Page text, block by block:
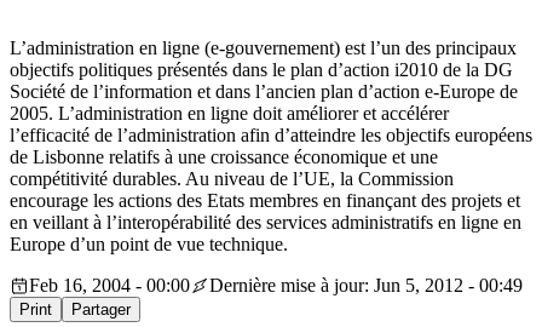
L’administration en ligne (e-gouvernement) est l’un des principaux
objectifs politiques présentés dans le plan d’action i2010 de la DG
Société de l’information et dans l’ancien plan d’action e-Europe de
2005. L’administration en ligne doit améliorer et accélérer
l’efficacité de l’administration afin d’atteindre les objectifs européens
de Lisbonne relatifs à une croissance économique et une
compétitivité durables. Au niveau de l’UE, la Commission
encourage les actions des Etats membres en finançant des projets et
en veillant à l’interopérabilité des services administratifs en ligne en
Europe d’un point de vue technique.
Feb 16, 2004 - 00:00
Dernière mise à jour: Jun 5, 2012 - 00:49
Print Partager